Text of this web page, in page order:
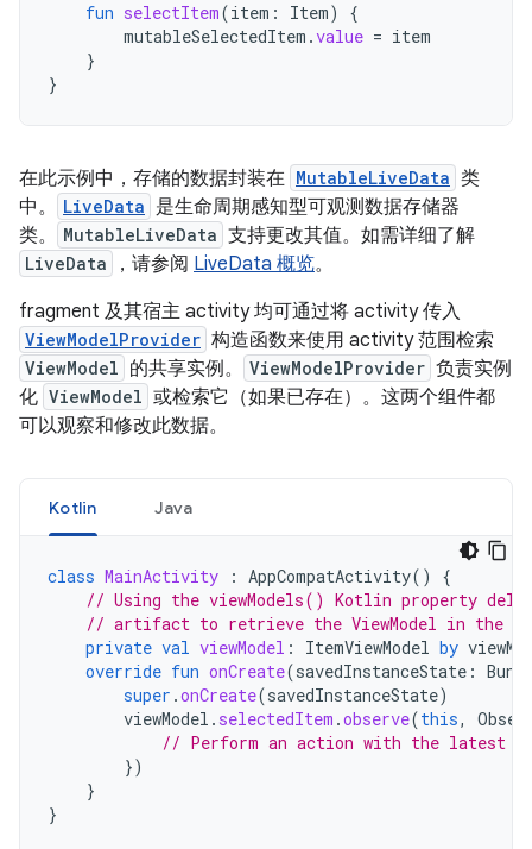
fun selectItem(item : Item)
{
mutableSelectedItem .value = item
}
}
在此示例中，存储的数据封装在 MutableLiveData 类
中。
LiveData 是生命周期感知型可观测数据存储器
类。
MutableLiveData 支持更改其值。如需详细了解
LiveData ，请参阅 LiveData 概览。
fragment 及其宿主 activity 均可通过将 activity 传入
ViewModelProvider 构造函数来使用 activity 范围检索
ViewModel 的共享实例。 ViewModelProvider 负责实例
化 ViewModel 或检索它（如果已存在）。这两个组件都
可以观察和修改此数据。
Kotlin Java
class MainActivity : AppCompatActivity()
{
// Using the viewModels() Kotlin property
// artifact to retrieve the ViewModel in the
private val viewModel : ItemViewModel by
override fun onCreate(savedInstanceState :
super .onCreate(savedInstanceState)
viewModel . selectedItem .observe(this,
// Perform an action with the latest
})
}
}